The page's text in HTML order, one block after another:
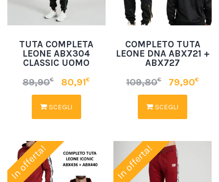
TUTA COMPLETA
LEONE ABX304
CLASSIC UOMO
89,90€ 80,91€
SCEGLI
COMPLETO TUTA
LEONE DNA ABX721 +
ABX727
109,80€ 79,90€
SCEGLI
In offerta! In offerta!